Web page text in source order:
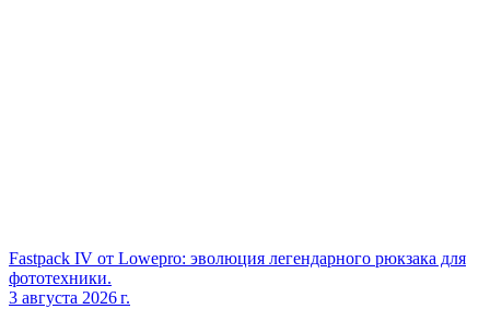
Fastpack IV от Lowepro: эволюция легендарного рюкзака для
фототехники.
3 августа 2026 г.